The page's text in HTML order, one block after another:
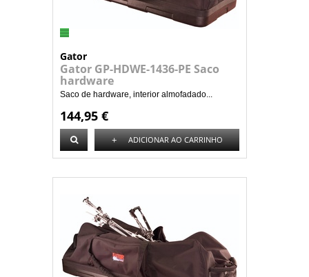
Gator
Gator GP-HDWE-1436-PE Saco
hardware
Saco de hardware, interior almofadado...
144,95 €
+ ADICIONAR AO CARRINHO